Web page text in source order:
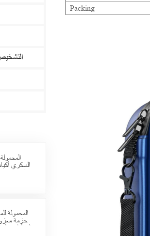
السكري
العرض
المحمولة
حزمة
حالة الطبية
Packing